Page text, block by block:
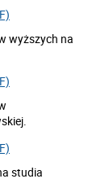
wyższych na
studia